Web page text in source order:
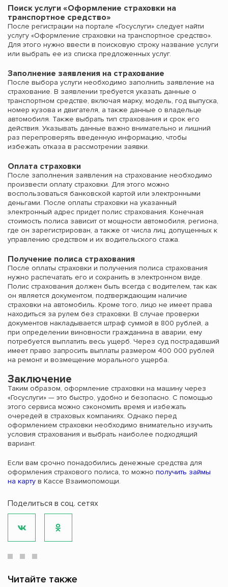
Поиск услуги «Оформление страховки на
транспортное средство»
После регистрации на портале «Госуслуги» следует найти
услугу «Оформление страховки на транспортное средство».
Для этого нужно ввести в поисковую строку название услуги
или выбрать ее из списка предложенных услуг.
Заполнение заявления на страхование
После выбора услуги необходимо заполнить заявление на
страхование. В заявлении требуется указать данные о
транспортном средстве, включая марку, модель, год выпуска,
номер кузова и двигателя, а также данные о владельце
автомобиля. Также выбрать тип страхования и срок его
действия. Указывать данные важно внимательно и лишний
раз перепроверять введенную информацию, чтобы
избежать отказа в рассмотрении заявки.
Оплата страховки
После заполнения заявления на страхование необходимо
произвести оплату страховки. Для этого можно
воспользоваться банковской картой или электронными
деньгами. После оплаты страховки на указанный
электронный адрес придет полис страхования. Конечная
стоимость полиса зависит от мощности автомобиля, региона,
где он зарегистрирован, а также от числа лиц, допущенных к
управлению средством и их водительского стажа.
Получение полиса страхования
После оплаты страховки и получения полиса страхования
нужно распечатать его и сохранить в электронном виде.
Полис страхования должен быть всегда с водителем, так как
он является документом, подтверждающим наличие
страховки на автомобиль. Кроме того, лицо не имеет права
находиться за рулем без страховки. В случае проверки
документов накладывается штраф суммой в 800 рублей, а
при определении виновности гражданина в аварии, ему
потребуется выплатить весь ущерб. Через суд пострадавший
имеет право запросить выплаты размером 400 000 рублей
на ремонт и возмещение морального ущерба.
Заключение
Таким образом, оформление страховки на машину через
«Госуслуги» — это быстро, удобно и безопасно. С помощью
этого сервиса можно сэкономить время и избежать
очередей в страховых компаниях. Однако перед
оформлением страховки необходимо внимательно изучить
условия страхования и выбрать наиболее подходящий
вариант.
Если вам срочно понадобились денежные средства для
оформления страхового полиса, то можно получить займы
на карту в Кассе Взаимопомощи.
Поделиться в соц. сетях
Читайте также